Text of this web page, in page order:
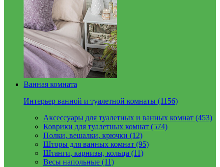
Ванная комната
Интерьер ванной и туалетной комнаты (1156)
Аксессуары для туалетных и ванных комнат (453)
Коврики для туалетных комнат (574)
Полки, вешалки, крючки (12)
Шторы для ванных комнат (95)
Штанги, карнизы, кольца (11)
Весы напольные (11)